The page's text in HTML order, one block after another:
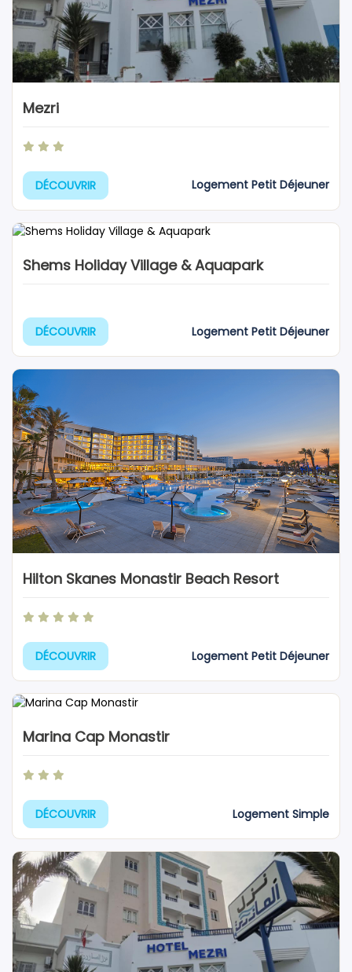
Mezri
DÉCOUVRIR Logement Petit Déjeuner
Shems Holiday Village & Aquapark
DÉCOUVRIR Logement Petit Déjeuner
Hilton Skanes Monastir Beach Resort
DÉCOUVRIR Logement Petit Déjeuner
Marina Cap Monastir
DÉCOUVRIR Logement Simple